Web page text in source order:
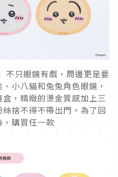
不只眼鏡有戲，周邊更是要
小八貓和兔兔角色眼鏡，
，精緻的燙金質感加上三
捨不得不帶出門。為了回
購買任一款